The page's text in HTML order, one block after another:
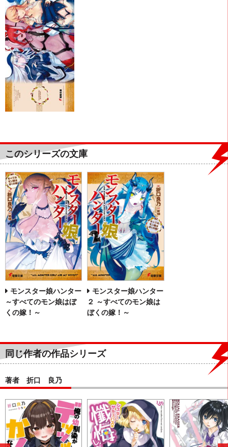
このシリーズの文庫
モンスター娘ハンター
～すべてのモン娘はぼ
くの嫁！～
モンスター娘ハンター
２ ～すべてのモン娘は
ぼくの嫁！～
同じ作者の作品シリーズ
著者 折口 良乃